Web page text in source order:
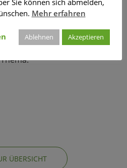
umsetzen.
Durchführung von
in ihrer Verwaltung zu
sichhierüber unsere
ÜBERSICHT
Mehr erfahren
Ablehnen Akzeptieren